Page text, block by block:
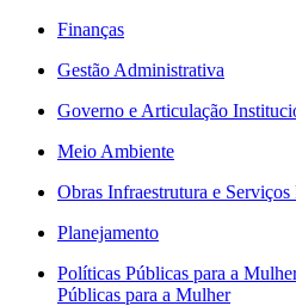
Finanças
Gestão Administrativa
Governo e Articulação
Meio Ambiente
Obras Infraestrutura e Serviços
Planejamento
Políticas Públicas para a
Públicas para a Mulher